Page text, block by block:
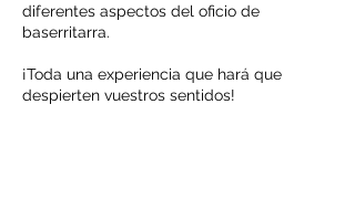
diferentes aspectos del oficio de
baserritarra.
¡Toda una experiencia que hará que
despierten vuestros sentidos!